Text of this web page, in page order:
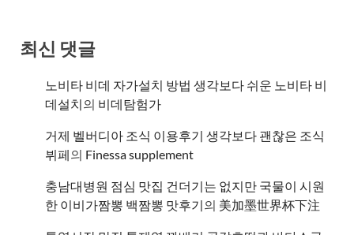
최신 댓글
노비타 비데 자가설치 방법 생각보다 쉬운 노비타 비
데설치의 비데탐험가
거제 벨버디아 조식 이용후기 생각보다 괜찮은 조식
뷔페의 ​Finessa supplement
충남대병원 점심 맛집 건더기는 없지만 국물이 시원
한 이비가짬뽕 백짬뽕 맛후기의 美加墨世界杯下注